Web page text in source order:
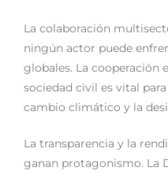
La colaboración
ningún actor puede
globales. La cooperación
sociedad civil es vital
cambio climático y la
La transparencia y la
ganan protagonismo. La